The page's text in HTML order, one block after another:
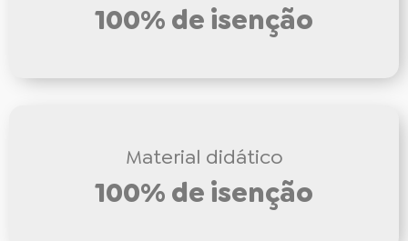
100% de isenção
Material didático
100% de isenção